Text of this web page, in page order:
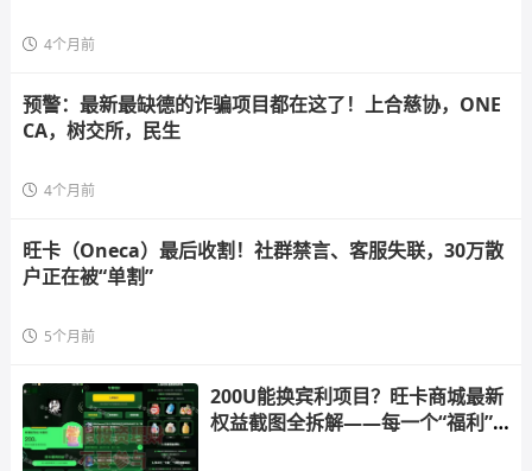
4个月前
预警：最新最缺德的诈骗项目都在这了！上合慈协，ONE
CA，树交所，民生
4个月前
旺卡（Oneca）最后收割！社群禁言、客服失联，30万散
户正在被“单割”
5个月前
200U能换宾利项目？旺卡商城最新
权益截图全拆解——每一个“福利”